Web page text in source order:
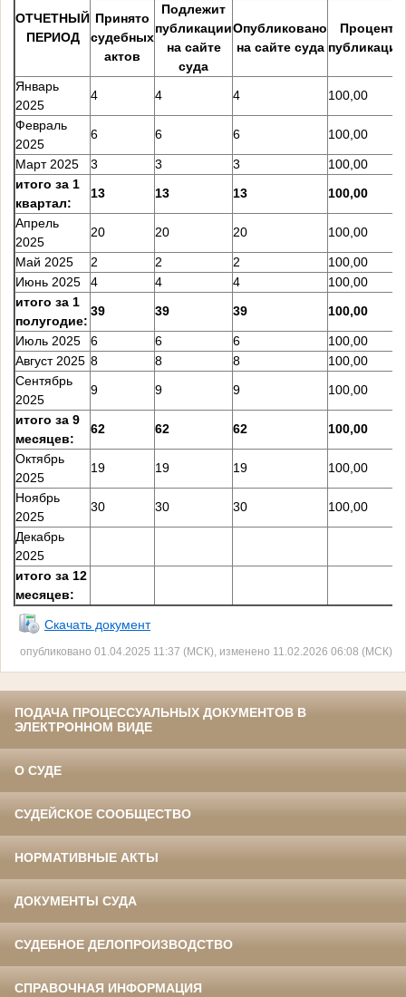
ОТЧЕТНЫЙ
ПЕРИОД
Принято
судебных
актов
Подлежит
публикации
на сайте
суда
Опубликовано
на сайте суда
Процент
публикации
Январь
2025
4 4 4 100,00
Февраль
2025
6 6 6 100,00
Март 2025 3 3 3
100,00
итого за 1
квартал:
13 13 13 100,00
Апрель
2025
20 20 20 100,00
Май 2025 2 2 2
100,00
Июнь 2025
4 4 4
100,00
итого за 1
полугодие:
39 39 39 100,00
Июль 2025 6 6 6
100,00
Август 2025 8 8 8
100,00
Сентябрь
2025
9 9 9 100,00
итого за 9
месяцев:
62 62 62 100,00
Октябрь
2025
19 19 19 100,00
Ноябрь
2025
30 30 30 100,00
Декабрь
2025
итого за 12
месяцев:
Скачать документ
опубликовано 01.04.2025 11:37 (МСК), изменено 11.02.2026 06:08 (МСК)
ПОДАЧА ПРОЦЕССУАЛЬНЫХ ДОКУМЕНТОВ В
ЭЛЕКТРОННОМ ВИДЕ
О СУДЕ
СУДЕЙСКОЕ СООБЩЕСТВО
НОРМАТИВНЫЕ АКТЫ
ДОКУМЕНТЫ СУДА
СУДЕБНОЕ ДЕЛОПРОИЗВОДСТВО
СПРАВОЧНАЯ ИНФОРМАЦИЯ